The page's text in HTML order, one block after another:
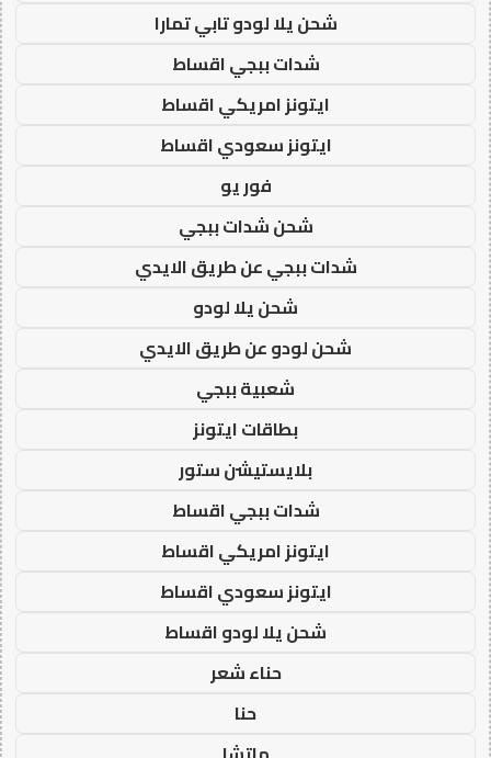
شحن يلا لودو تابي تمارا
شدات ببجي اقساط
ايتونز امريكي اقساط
ايتونز سعودي اقساط
فور يو
شحن شدات ببجي
شدات ببجي عن طريق الايدي
شحن يلا لودو
شحن لودو عن طريق الايدي
شعبية ببجي
بطاقات ايتونز
بلايستيشن ستور
شدات ببجي اقساط
ايتونز امريكي اقساط
ايتونز سعودي اقساط
شحن يلا لودو اقساط
حناء شعر
حنا